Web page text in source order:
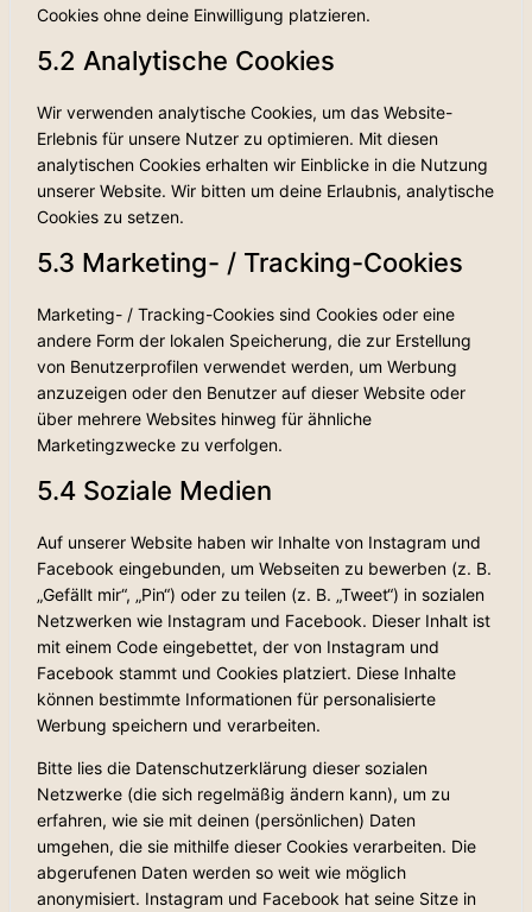
Cookies ohne deine Einwilligung platzieren.
5.2 Analytische Cookies
Wir verwenden analytische Cookies, um das Website-
Erlebnis für unsere Nutzer zu optimieren. Mit diesen
analytischen Cookies erhalten wir Einblicke in die Nutzung
unserer Website. Wir bitten um deine Erlaubnis, analytische
Cookies zu setzen.
5.3 Marketing- / Tracking-Cookies
Marketing- / Tracking-Cookies sind Cookies oder eine
andere Form der lokalen Speicherung, die zur Erstellung
von Benutzerprofilen verwendet werden, um Werbung
anzuzeigen oder den Benutzer auf dieser Website oder
über mehrere Websites hinweg für ähnliche
Marketingzwecke zu verfolgen.
5.4 Soziale Medien
Auf unserer Website haben wir Inhalte von Instagram und
Facebook eingebunden, um Webseiten zu bewerben (z. B.
„Gefällt mir“, „Pin“) oder zu teilen (z. B. „Tweet“) in sozialen
Netzwerken wie Instagram und Facebook. Dieser Inhalt ist
mit einem Code eingebettet, der von Instagram und
Facebook stammt und Cookies platziert. Diese Inhalte
können bestimmte Informationen für personalisierte
Werbung speichern und verarbeiten.
Bitte lies die Datenschutzerklärung dieser sozialen
Netzwerke (die sich regelmäßig ändern kann), um zu
erfahren, wie sie mit deinen (persönlichen) Daten
umgehen, die sie mithilfe dieser Cookies verarbeiten. Die
abgerufenen Daten werden so weit wie möglich
anonymisiert. Instagram und Facebook hat seine Sitze in